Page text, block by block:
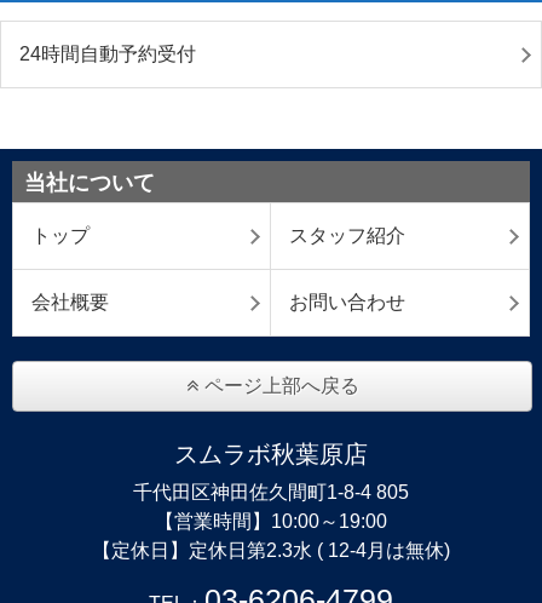
24時間自動予約受付
当社について
トップ スタッフ紹介
会社概要 お問い合わせ
ページ上部へ戻る
スムラボ秋葉原店
千代田区神田佐久間町1-8-4 805
【営業時間】10:00～19:00
【定休日】定休日第2.3水 ( 12-4月は無休)